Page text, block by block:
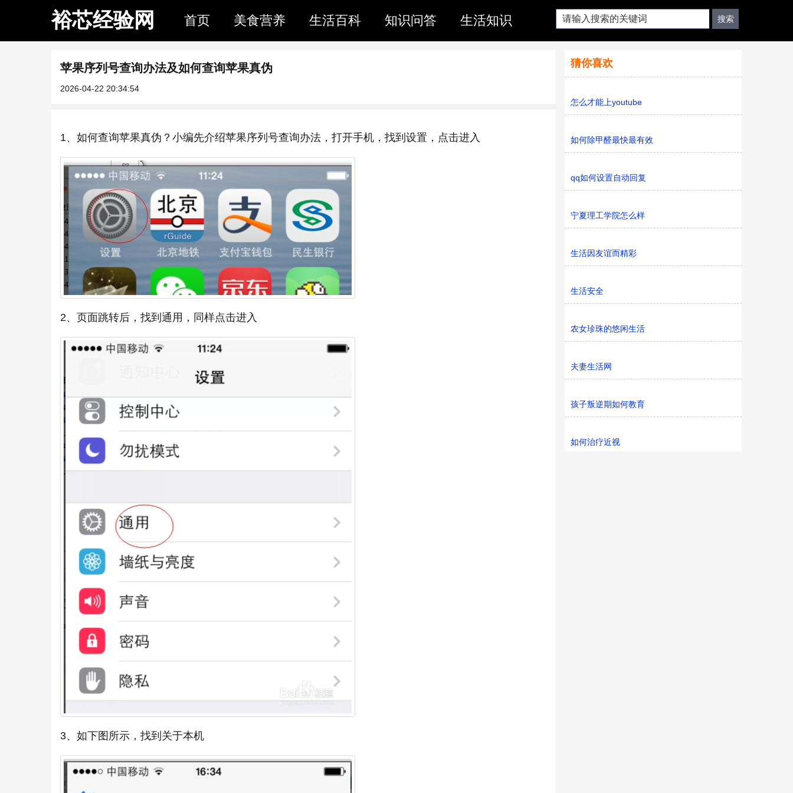
裕芯经验网 首页 美食营养 生活百科 知识问答 生活知识
苹果序列号查询办法及如何查询苹果真伪
2026-04-22 20:34:54
1、如何查询苹果真伪？小编先介绍苹果序列号查询办法，打开手机，找到设置，点击进入
2、页面跳转后，找到通用，同样点击进入
3、如下图所示，找到关于本机
猜你喜欢
怎么才能上youtube
如何除甲醛最快最有效
qq如何设置自动回复
宁夏理工学院怎么样
生活因友谊而精彩
生活安全
农女珍珠的悠闲生活
夫妻生活网
孩子叛逆期如何教育
如何治疗近视